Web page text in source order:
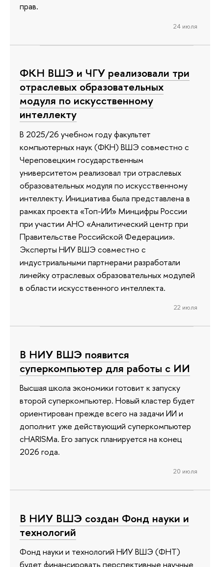
прав.
24 июля
ФКН ВШЭ и ЧГУ реализовали три
отраслевых образовательных
модуля по искусственному
интеллекту
В 2025/26 учебном году факультет
компьютерных наук (ФКН) ВШЭ совместно с
Череповецким государственным
университетом реализовал три отраслевых
образовательных модуля по искусственному
интеллекту. Инициатива была представлена в
рамках проекта «Топ-ИИ» Минцифры России
при участии АНО «Аналитический центр при
Правительстве Российской Федерации».
Эксперты НИУ ВШЭ совместно с
индустриальными партнерами разработали
линейку отраслевых образовательных модулей
в области искусственного интеллекта.
22 июля
В НИУ ВШЭ появится
суперкомпьютер для работы с ИИ
Высшая школа экономики готовит к запуску
второй суперкомпьютер. Новый кластер будет
ориентирован прежде всего на задачи ИИ и
дополнит уже действующий суперкомпьютер
cHARISMa. Его запуск планируется на конец
2026 года.
20 июля
В НИУ ВШЭ создан Фонд науки и
технологий
Фонд науки и технологий НИУ ВШЭ (ФНТ)
будет финансировать перспективные научные